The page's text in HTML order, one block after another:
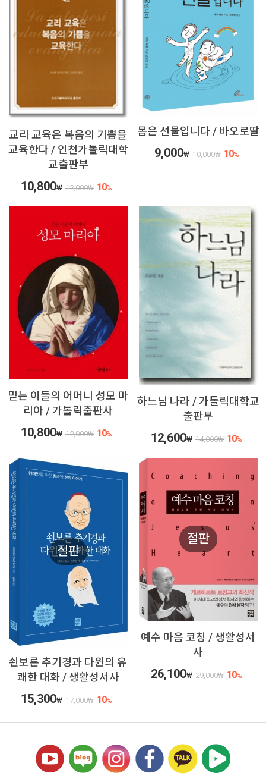
교리 교육은 복음의 기쁨을
교육한다 / 인천가톨릭대학
교출판부
10,800₩ 12,000₩ 10%
몸은 선물입니다 / 바오로딸
9,000₩ 10,000₩ 10%
믿는 이들의 어머니 성모 마
리아 / 가톨릭출판사
10,800₩ 12,000₩ 10%
하느님 나라 / 가톨릭대학교
출판부
12,600₩ 14,000₩ 10%
절판
쇤보른 추기경과 다윈의 유
쾌한 대화 / 생활성서사
15,300₩ 17,000₩ 10%
절판
예수 마음 코칭 / 생활성서
사
26,100₩ 29,000₩ 10%